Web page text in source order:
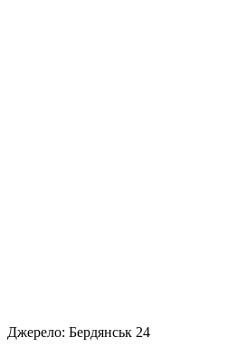
Джерело: Бердянськ 24